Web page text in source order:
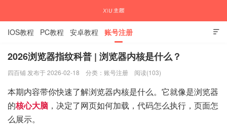

IOS教程 PC教程 安卓教程 账号注册
2026浏览器指纹科普 | 浏览器内核是什么？
四百铺 发布于 2026-02-18 分类： 账号注册 阅读(103)
本期内容带你快速了解浏览器内核是什么。它就像是浏览器
的核心大脑 ，决定了网页如何加载，代码怎么执行，页面怎
么展示。